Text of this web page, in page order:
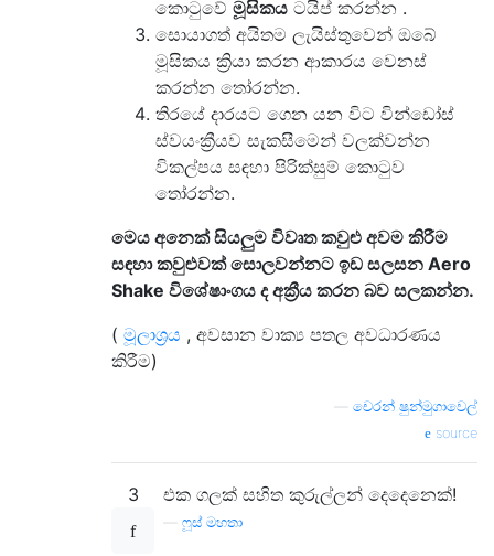
කොටුවේ මූසිකය ටයිප් කරන්න .
සොයාගත් අයිතම ලැයිස්තුවෙන් ඔබේ
මූසිකය ක්‍රියා කරන ආකාරය වෙනස්
කරන්න තෝරන්න.
තිරයේ දාරයට ගෙන යන විට වින්ඩෝස්
ස්වයංක්‍රීයව සැකසීමෙන් වලක්වන්න
විකල්පය සඳහා පිරික්සුම් කොටුව
තෝරන්න.
මෙය අනෙක් සියලුම විවෘත කවුළු අවම කිරීම
සඳහා කවුළුවක් සොලවන්නට ඉඩ සලසන Aero
Shake විශේෂාංගය ද අක්‍රීය කරන බව සලකන්න.
( මූලාශ්‍රය , අවසාන වාක්‍ය පතල අවධාරණය
කිරීම)
චෙරන් ෂුන්මුගාවෙල්
source
3 එක ගලක් සහිත කුරුල්ලන් දෙදෙනෙක්!
ෆූස් මහතා